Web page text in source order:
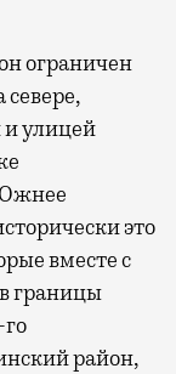
ограничен
улицей
это
вместе с
границы
го
район,